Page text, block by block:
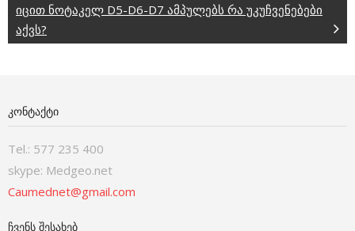
იცით ნოტაკელ D5-D6-D7 ამპულებს რა უკუჩვენებები
აქვს?
ᲙᲝᲜᲢᲐᲥᲢᲘ
Tel.: 577 235 400
skype: Medgeo.net
Caumednet@gmail.com
ᲩᲕᲔᲜᲡ ᲨᲔᲡᲐᲮᲔᲑ